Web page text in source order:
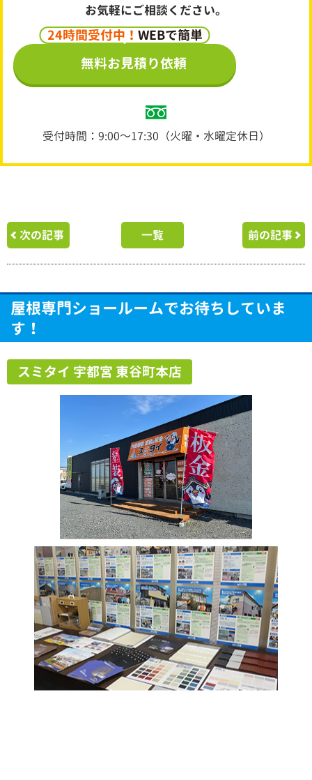
お気軽にご相談ください。
24時間受付中！ WEBで簡単
無料お見積り依頼
受付時間：9:00～17:30（火曜・水曜定休日）
次の記事 一覧 前の記事
屋根専門ショールームでお待ちしていま
す！
スミタイ 宇都宮 東谷町本店